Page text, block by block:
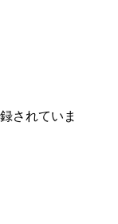
されていま